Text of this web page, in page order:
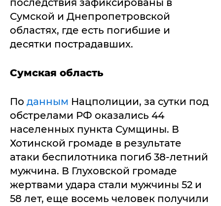
последствия зафиксированы в
Сумской и Днепропетровской
областях, где есть погибшие и
десятки пострадавших.
Сумская область
По данным Нацполиции, за сутки под
обстрелами РФ оказались 44
населенных пункта Сумщины. В
Хотинской громаде в результате
атаки беспилотника погиб 38-летний
мужчина. В Глуховской громаде
жертвами удара стали мужчины 52 и
58 лет, еще восемь человек получили